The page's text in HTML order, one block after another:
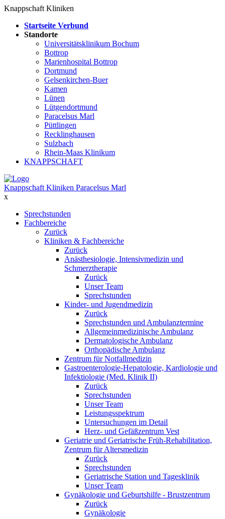
Knappschaft Kliniken
Startseite Verbund
Standorte
Universitätsklinikum Bochum
Bottrop
Marienhospital Bottrop
Dortmund
Gelsenkirchen-Buer
Kamen
Lünen
Lütgendortmund
Paracelsus Marl
Püttlingen
Recklinghausen
Sulzbach
Rhein-Maas Klinikum
KNAPPSCHAFT
Knappschaft Kliniken Paracelsus Marl
x
Sprechstunden
Fachbereiche
Zurück
Kliniken & Fachbereiche
Zurück
Anästhesiologie, Intensivmedizin und
Schmerztherapie
Zurück
Unser Team
Sprechstunden
Kinder- und Jugendmedizin
Zurück
Sprechstunden und Ambulanztermine
Allgemeinmedizinische Ambulanz
Dermatologische Ambulanz
Orthopädische Ambulanz
Zentrum für Notfallmedizin
Gastroenterologie-Hepatologie, Kardiologie und
Infektiologie (Med. Klinik II)
Zurück
Sprechstunden
Unser Team
Leistungsspektrum
Untersuchungen im Detail
Herz- und Gefäßzentrum Vest
Geriatrie und Geriatrische Früh-Rehabilitation,
Zentrum für Altersmedizin
Zurück
Sprechstunden
Geriatrische Station und Tagesklinik
Unser Team
Gynäkologie und Geburtshilfe - Brustzentrum
Zurück
Gynäkologie